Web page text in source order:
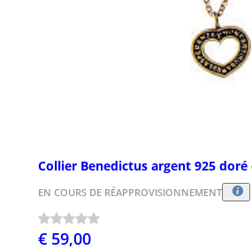
Collier Benedictus argent 925 doré
EN COURS DE RÉAPPROVISIONNEMENT
€ 59,00